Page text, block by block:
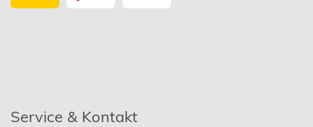
Service & Kontakt